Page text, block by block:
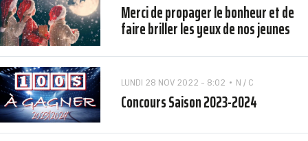
Merci de propager le bonheur et de
faire briller les yeux de nos jeunes
LUNDI 28 NOV 2022 - 8:02 N / C
Concours Saison 2023-2024